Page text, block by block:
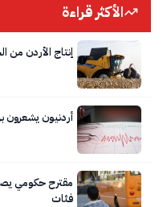
الأكثر قراءة
إنتاج الأردن من
أردنيون يشعرون
فئات